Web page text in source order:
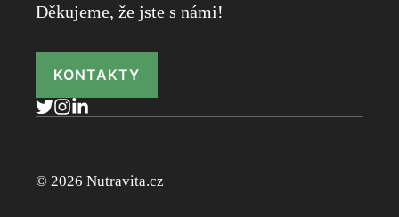
Děkujeme, že jste s námi!
KONTAKTY
© 2026 Nutravita.cz